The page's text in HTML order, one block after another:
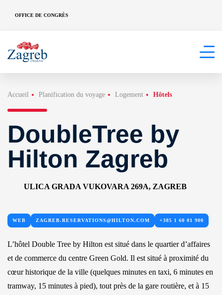
OFFICE DE CONGRÈS
Accueil Planification du voyage Logement Hôtels
DoubleTree by
Hilton Zagreb
ULICA GRADA VUKOVARA 269A, ZAGREB
WEB ZAGREB.RESERVATIONS@HILTON.COM +385 1 60 01 900
L’hôtel Double Tree by Hilton est situé dans le quartier d’affaires
et de commerce du centre Green Gold. Il est situé à proximité du
cœur historique de la ville (quelques minutes en taxi, 6 minutes en
tramway, 15 minutes à pied), tout près de la gare routière, et à 15